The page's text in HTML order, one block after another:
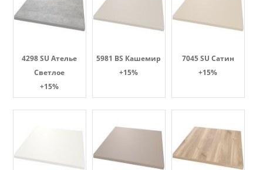
4298 SU Ателье
Светлое
+15%
5981 BS Кашемир
+15%
7045 SU Сатин
+15%